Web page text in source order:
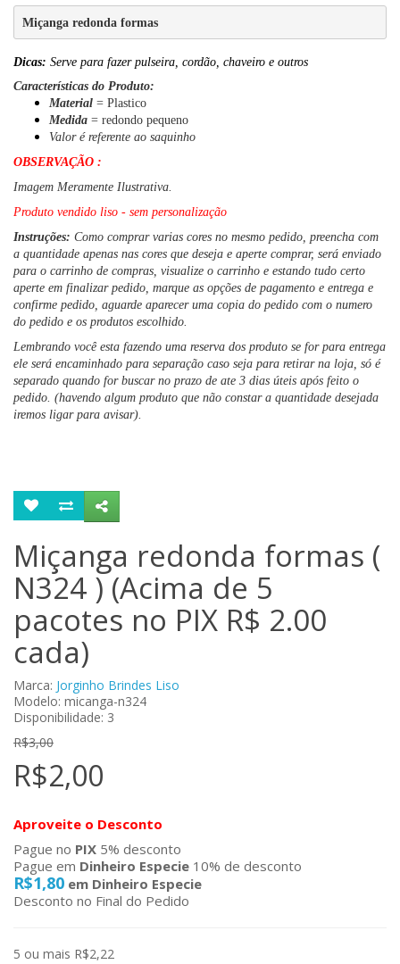
Miçanga redonda formas
Dicas: Serve para fazer pulseira, cordão, chaveiro e outros
Características do Produto:
Material = Plastico
Medida = redondo pequeno
Valor é referente ao saquinho
OBSERVAÇÃO :
Imagem Meramente Ilustrativa.
Produto vendido liso - sem personalização
Instruções: Como comprar varias cores no mesmo pedido, preencha com
a quantidade apenas nas cores que deseja e aperte comprar, será enviado
para o carrinho de compras, visualize o carrinho e estando tudo certo
aperte em finalizar pedido, marque as opções de pagamento e entrega e
confirme pedido, aguarde aparecer uma copia do pedido com o numero
do pedido e os produtos escolhido.
Lembrando você esta fazendo uma reserva dos produto se for para entrega
ele será encaminhado para separação caso seja para retirar na loja, só é
separado quando for buscar no prazo de ate 3 dias úteis após feito o
pedido. (havendo algum produto que não constar a quantidade desejada
iremos ligar para avisar).
Miçanga redonda formas (
N324 ) (Acima de 5
pacotes no PIX R$ 2.00
cada)
Marca: Jorginho Brindes Liso
Modelo: micanga-n324
Disponibilidade: 3
R$3,00
R$2,00
Aproveite o Desconto
Pague no PIX 5% desconto
Pague em Dinheiro Especie 10% de desconto
R$1,80 em Dinheiro Especie
Desconto no Final do Pedido
5 ou mais R$2,22